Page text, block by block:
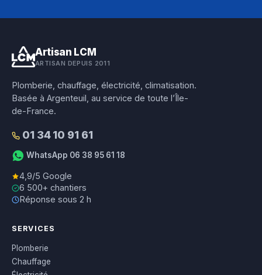
Artisan LCM
ARTISAN DEPUIS 2011
Plomberie, chauffage, électricité, climatisation.
Basée à Argenteuil, au service de toute l’Île-
de-France.
01 34 10 91 61
WhatsApp 06 38 95 61 18
4,9/5 Google
6 500+ chantiers
Réponse sous 2 h
SERVICES
Plomberie
Chauffage